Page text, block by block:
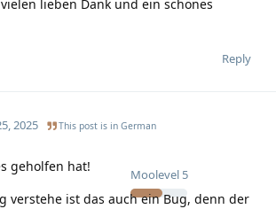
lieben Dank und ein schönes
Reply
Moolevel 5
2025 This post is in German
geholfen hat!
verstehe ist das auch ein Bug, denn der